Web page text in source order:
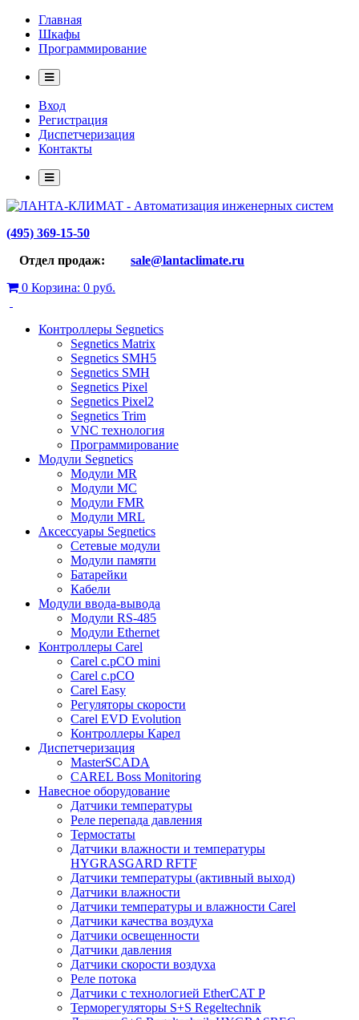
Главная
Шкафы
Программирование
Вход
Регистрация
Диспетчеризация
Контакты
(495) 369-15-50
Отдел продаж: sale@lantaclimate.ru
0 Корзина: 0 руб.
Контроллеры Segnetics
Segnetics Matrix
Segnetics SMH5
Segnetics SMH
Segnetics Pixel
Segnetics Pixel2
Segnetics Trim
VNC технология
Программирование
Модули Segnetics
Модули MR
Модули MC
Модули FMR
Модули MRL
Аксессуары Segnetics
Сетевые модули
Модули памяти
Батарейки
Кабели
Модули ввода-вывода
Модули RS-485
Модули Ethernet
Контроллеры Carel
Carel c.pCO mini
Carel c.pCO
Carel Easy
Регуляторы скорости
Carel EVD Evolution
Контроллеры Карел
Диспетчеризация
MasterSCADA
CAREL Boss Monitoring
Навесное оборудование
Датчики температуры
Реле перепада давления
Термостаты
Датчики влажности и температуры
HYGRASGARD RFTF
Датчики температуры (активный выход)
Датчики влажности
Датчики температуры и влажности Carel
Датчики качества воздуха
Датчики освещенности
Датчики давления
Датчики скорости воздуха
Реле потока
Датчики с технологией EtherCAT P
Терморегуляторы S+S Regeltechnik